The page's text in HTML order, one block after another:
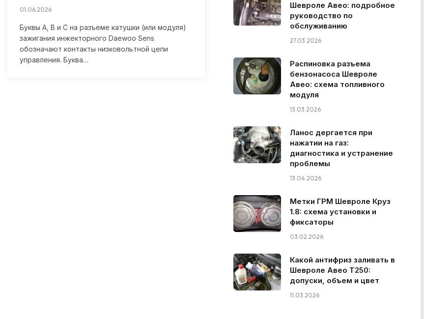
01.06.2026
Буквы A, B и C на разъеме катушки (или модуля)
зажигания инжекторного Daewoo Sens
обозначают контакты низковольтной цепи
управления. Буква…
Шевроле Авео: подробное
руководство по
обслуживанию
27.03.2026
Распиновка разъема
бензонасоса Шевроле
Авео: схема топливного
модуля
13.03.2026
Ланос дергается при
нажатии на газ:
диагностика и устранение
проблемы
13.04.2026
Метки ГРМ Шевроле Круз
1.8: схема установки и
фиксаторы
03.02.2026
Какой антифриз заливать в
Шевроле Авео Т250:
допуски, объем и цвет
11.03.2026